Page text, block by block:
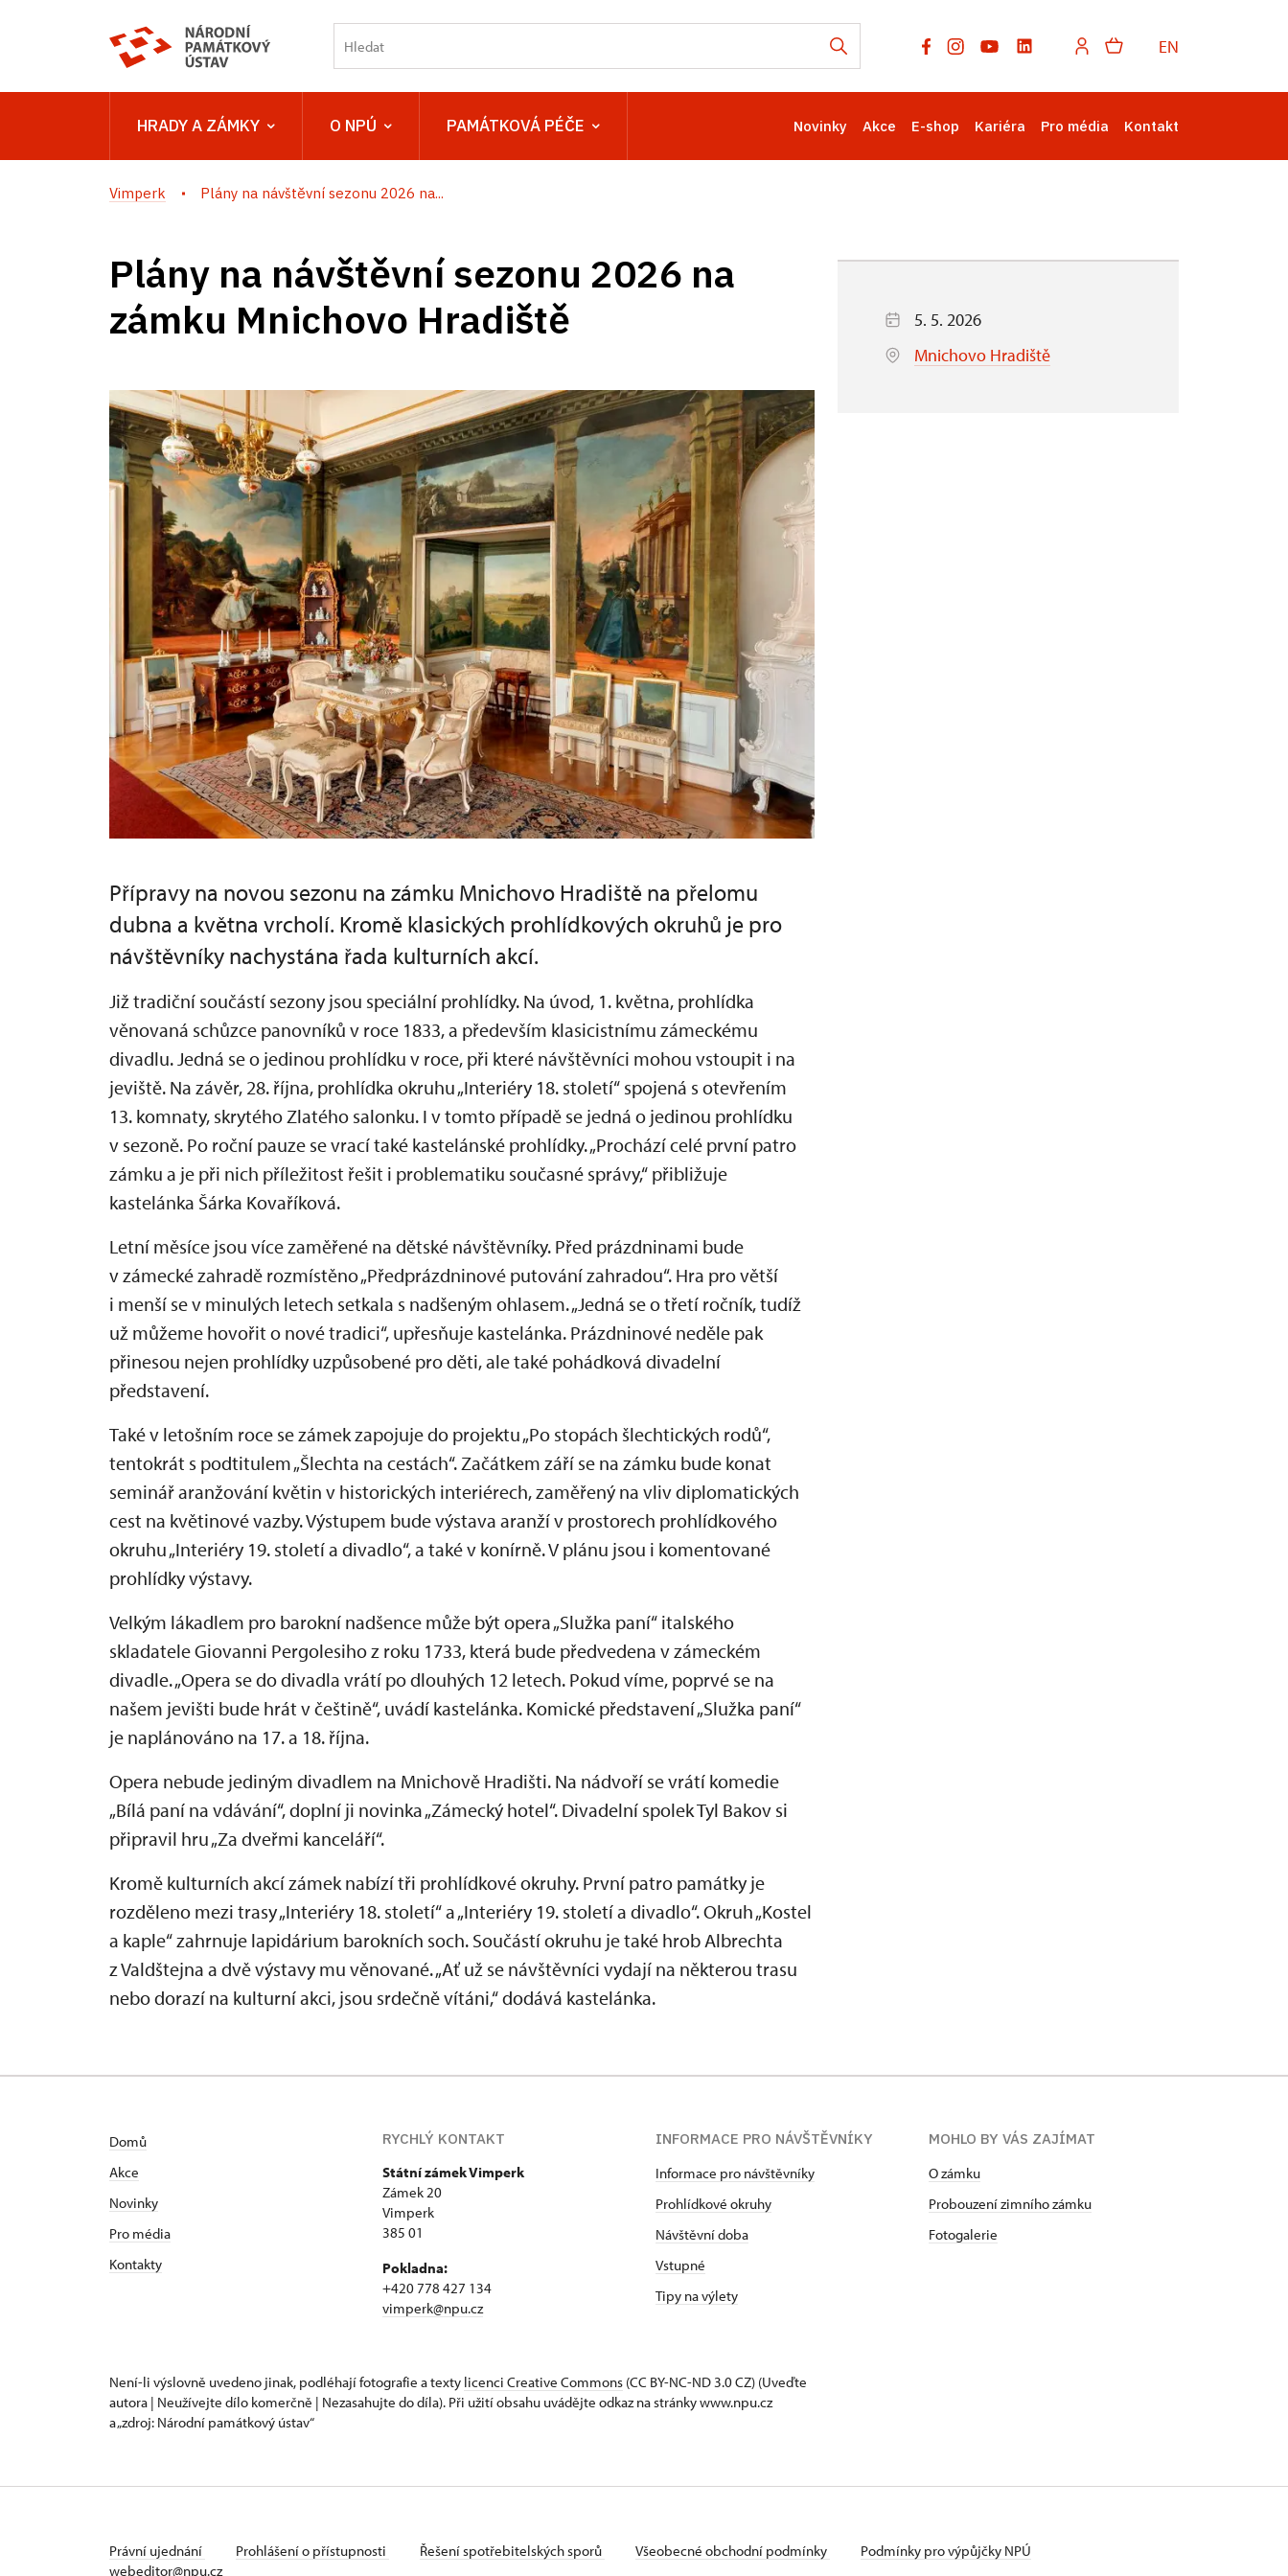
EN
HRADY A ZÁMKY O NPÚ PAMÁTKOVÁ PÉČE Novinky Akce E-shop Kariéra Pro média Kontakt
Vimperk Plány na návštěvní sezonu 2026 na...
Plány na návštěvní sezonu 2026 na
zámku Mnichovo Hradiště
Přípravy na novou sezonu na zámku Mnichovo Hradiště na přelomu
dubna a května vrcholí. Kromě klasických prohlídkových okruhů je pro
návštěvníky nachystána řada kulturních akcí.
Již tradiční součástí sezony jsou speciální prohlídky. Na úvod, 1. května, prohlídka
věnovaná schůzce panovníků v roce 1833, a především klasicistnímu zámeckému
divadlu. Jedná se o jedinou prohlídku v roce, při které návštěvníci mohou vstoupit i na
jeviště. Na závěr, 28. října, prohlídka okruhu „Interiéry 18. století“ spojená s otevřením
13. komnaty, skrytého Zlatého salonku. I v tomto případě se jedná o jedinou prohlídku
v sezoně. Po roční pauze se vrací také kastelánské prohlídky. „Prochází celé první patro
zámku a je při nich příležitost řešit i problematiku současné správy,“ přibližuje
kastelánka Šárka Kovaříková.
Letní měsíce jsou více zaměřené na dětské návštěvníky. Před prázdninami bude
v zámecké zahradě rozmístěno „Předprázdninové putování zahradou“. Hra pro větší
i menší se v minulých letech setkala s nadšeným ohlasem. „Jedná se o třetí ročník, tudíž
už můžeme hovořit o nové tradici“, upřesňuje kastelánka. Prázdninové neděle pak
přinesou nejen prohlídky uzpůsobené pro děti, ale také pohádková divadelní
představení.
Také v letošním roce se zámek zapojuje do projektu „Po stopách šlechtických rodů“,
tentokrát s podtitulem „Šlechta na cestách“. Začátkem září se na zámku bude konat
seminář aranžování květin v historických interiérech, zaměřený na vliv diplomatických
cest na květinové vazby. Výstupem bude výstava aranží v prostorech prohlídkového
okruhu „Interiéry 19. století a divadlo“, a také v konírně. V plánu jsou i komentované
prohlídky výstavy.
Velkým lákadlem pro barokní nadšence může být opera „Služka paní“ italského
skladatele Giovanni Pergolesiho z roku 1733, která bude předvedena v zámeckém
divadle. „Opera se do divadla vrátí po dlouhých 12 letech. Pokud víme, poprvé se na
našem jevišti bude hrát v češtině“, uvádí kastelánka. Komické představení „Služka paní“
je naplánováno na 17. a 18. října.
Opera nebude jediným divadlem na Mnichově Hradišti. Na nádvoří se vrátí komedie
„Bílá paní na vdávání“, doplní ji novinka „Zámecký hotel“. Divadelní spolek Tyl Bakov si
připravil hru „Za dveřmi kanceláří“.
Kromě kulturních akcí zámek nabízí tři prohlídkové okruhy. První patro památky je
rozděleno mezi trasy „Interiéry 18. století“ a „Interiéry 19. století a divadlo“. Okruh „Kostel
a kaple“ zahrnuje lapidárium barokních soch. Součástí okruhu je také hrob Albrechta
z Valdštejna a dvě výstavy mu věnované. „Ať už se návštěvníci vydají na některou trasu
nebo dorazí na kulturní akci, jsou srdečně vítáni,“ dodává kastelánka.
5. 5. 2026
Mnichovo Hradiště
Domů
Akce
Novinky
Pro média
Kontakty
RYCHLÝ KONTAKT
Státní zámek Vimperk
Zámek 20
Vimperk
385 01
Pokladna:
+420 778 427 134
vimperk@npu.cz
INFORMACE PRO NÁVŠTĚVNÍKY
Informace pro návštěvníky
Prohlídkové okruhy
Návštěvní doba
Vstupné
Tipy na výlety
MOHLO BY VÁS ZAJÍMAT
O zámku
Probouzení zimního zámku
Fotogalerie
Není-li výslovně uvedeno jinak, podléhají fotografie a texty licenci Creative Commons (CC BY-NC-ND 3.0 CZ) (Uveďte
autora | Neužívejte dílo komerčně | Nezasahujte do díla). Při užití obsahu uvádějte odkaz na stránky www.npu.cz
a „zdroj: Národní památkový ústav“
Právní ujednání Prohlášení o přístupnosti Řešení spotřebitelských sporů Všeobecné obchodní podmínky
Podmínky pro výpůjčky NPÚ
webeditor@npu.cz